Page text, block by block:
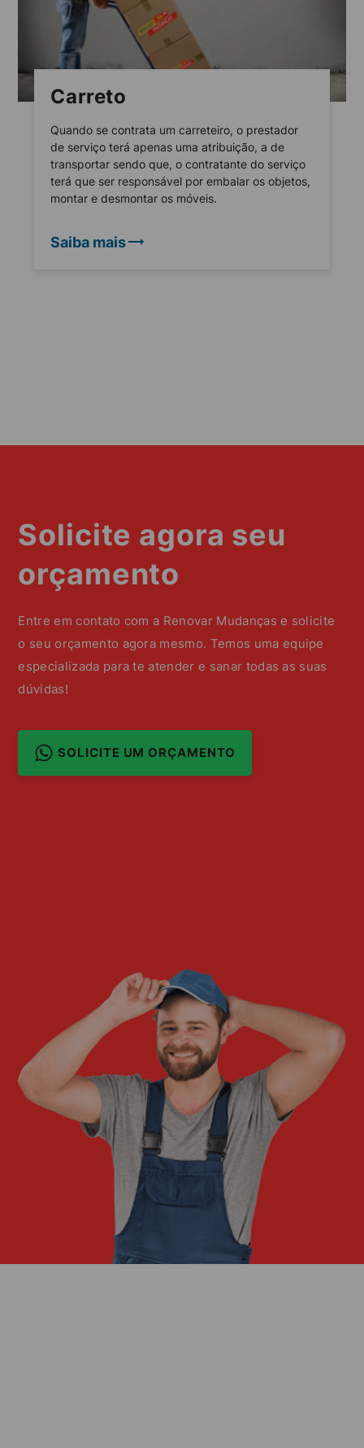
Carreto
Quando se contrata um carreteiro, o prestador
de serviço terá apenas uma atribuição, a de
transportar sendo que, o contratante do serviço
terá que ser responsável por embalar os objetos,
montar e desmontar os móveis.
Saiba mais
Solicite agora seu
orçamento
Entre em contato com a Renovar Mudanças e solicite
o seu orçamento agora mesmo. Temos uma equipe
especializada para te atender e sanar todas as suas
dúvidas!
SOLICITE UM ORÇAMENTO